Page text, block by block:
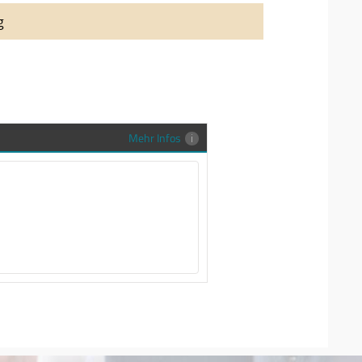
auch richtig in Szene zu setzen,
Trauringe-EFES Tragetasche inkl.
Sendung zu schützen und
Mehr Infos